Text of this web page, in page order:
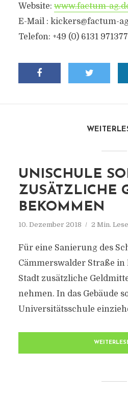
Website:www.factum-
E-Mail : kickers@factum-
Telefon: +49 (0) 6131
UNISCHULE
ZUSÄTZLICHE
BEKOMMEN
10. Dezember 2018 2 Min.
Für eine Sanierung des
Cämmerswalder Straße in
Stadt zusätzliche
nehmen. In das Gebäude
Universitätsschule